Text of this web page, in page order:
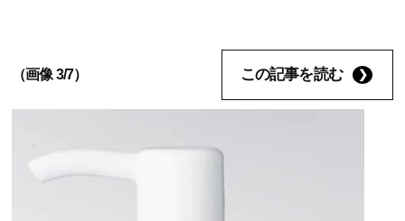
（画像 3/7） この記事を読む